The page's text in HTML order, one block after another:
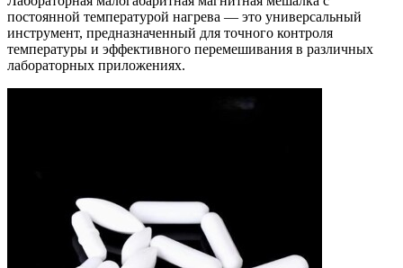
постоянной температурой нагрева — это универсальный
инструмент, предназначенный для точного контроля
температуры и эффективного перемешивания в различных
лабораторных приложениях.